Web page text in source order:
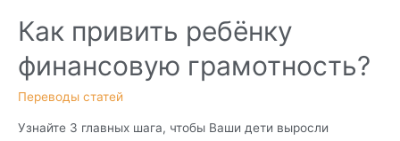
Как привить ребёнку
финансовую грамотность?
Переводы статей
Узнайте 3 главных шага, чтобы Ваши дети выросли